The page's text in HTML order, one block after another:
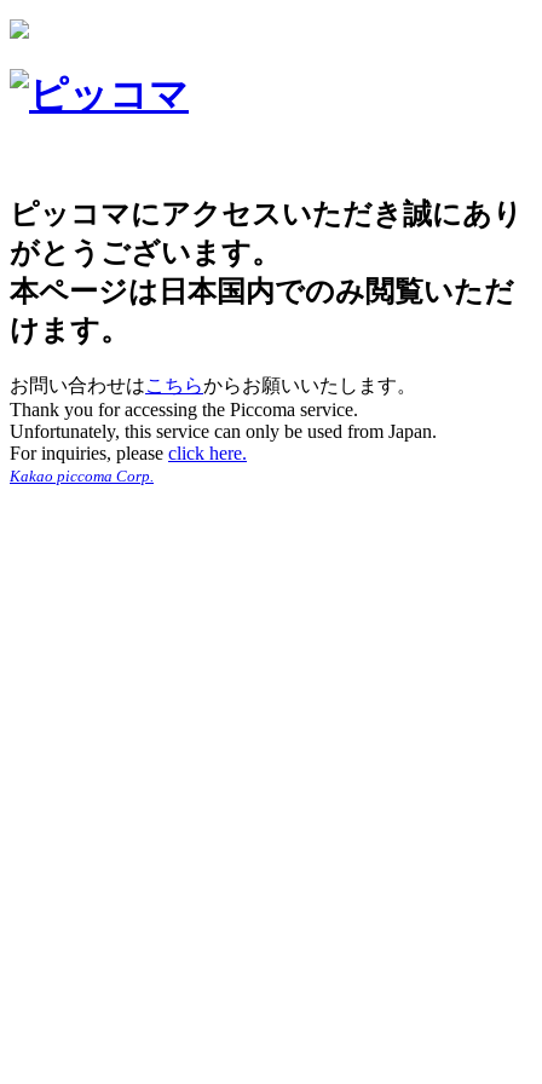
ピッコマにアクセスいただき誠にあり
がとうございます。
本ページは日本国内でのみ閲覧いただ
けます。
お問い合わせはこちらからお願いいたします。
Thank you for accessing the Piccoma service.
Unfortunately, this service can only be used from Japan.
For inquiries, please click here.
Kakao piccoma Corp.